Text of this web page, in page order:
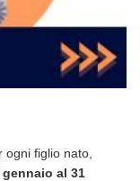
ogni figlio nato,
gennaio al 31